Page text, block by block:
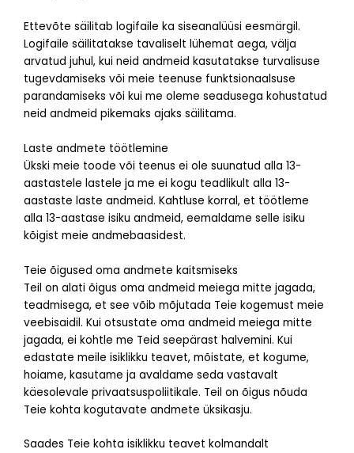
Ettevõte säilitab logifaile ka siseanalüüsi eesmärgil.
Logifaile säilitatakse tavaliselt lühemat aega, välja
arvatud juhul, kui neid andmeid kasutatakse turvalisuse
tugevdamiseks või meie teenuse funktsionaalsuse
parandamiseks või kui me oleme seadusega kohustatud
neid andmeid pikemaks ajaks säilitama.
Laste andmete töötlemine
Ükski meie toode või teenus ei ole suunatud alla 13-
aastastele lastele ja me ei kogu teadlikult alla 13-
aastaste laste andmeid. Kahtluse korral, et töötleme
alla 13-aastase isiku andmeid, eemaldame selle isiku
kõigist meie andmebaasidest.
Teie õigused oma andmete kaitsmiseks
Teil on alati õigus oma andmeid meiega mitte jagada,
teadmisega, et see võib mõjutada Teie kogemust meie
veebisaidil. Kui otsustate oma andmeid meiega mitte
jagada, ei kohtle me Teid seepärast halvemini. Kui
edastate meile isiklikku teavet, mõistate, et kogume,
hoiame, kasutame ja avaldame seda vastavalt
käesolevale privaatsuspoliitikale. Teil on õigus nõuda
Teie kohta kogutavate andmete üksikasju.
Saades Teie kohta isiklikku teavet kolmandalt